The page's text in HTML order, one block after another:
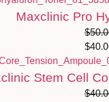
Maxclinic Pro
$
$
Stem Cell
$